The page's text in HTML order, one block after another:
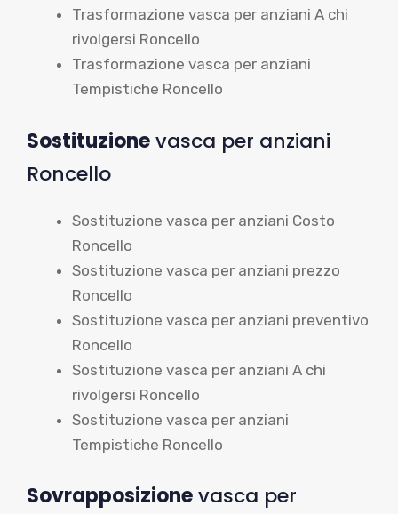
Trasformazione vasca per anziani A chi
rivolgersi Roncello
Trasformazione vasca per anziani
Tempistiche Roncello
Sostituzionevasca per anziani
Roncello
Sostituzione vasca per anziani Costo
Roncello
Sostituzione vasca per anziani prezzo
Roncello
Sostituzione vasca per anziani preventivo
Roncello
Sostituzione vasca per anziani A chi
rivolgersi Roncello
Sostituzione vasca per anziani
Tempistiche Roncello
Sovrapposizionevasca per